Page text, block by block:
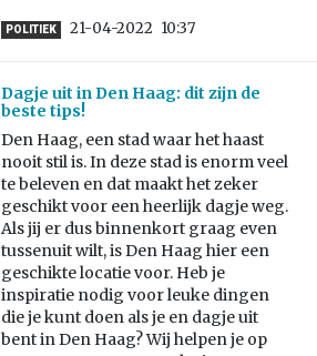
POLITIEK 21-04-2022 10:37
Dagje uit in Den Haag: dit zijn de
beste tips!
Den Haag, een stad waar het haast
nooit stil is. In deze stad is enorm veel
te beleven en dat maakt het zeker
geschikt voor een heerlijk dagje weg.
Als jij er dus binnenkort graag even
tussenuit wilt, is Den Haag hier een
geschikte locatie voor. Heb je
inspiratie nodig voor leuke dingen
die je kunt doen als je en dagje uit
bent in Den Haag? Wij helpen je op